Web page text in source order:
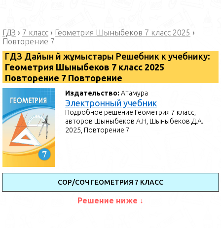
ГДЗ › 7 класс › Геометрия Шыныбеков 7 класс 2025 ›
Повторение 7
ГДЗ Дайын үй жұмыстары Решебник к учебнику:
Геометрия Шыныбеков 7 класс 2025
Повторение 7 Повторение
Издательство:Атамура
Электронный учебник
Подробное решение Геометрия 7 класс,
авторов Шыныбеков А.Н, Шыныбеков Д.А..
2025, Повторение 7
СОР/СОЧ ГЕОМЕТРИЯ 7 КЛАСС
Решение ниже ↓